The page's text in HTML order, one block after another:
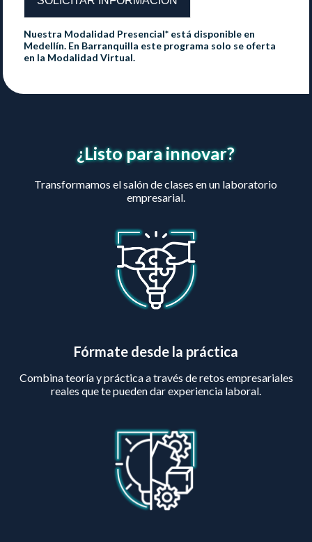
Nuestra Modalidad Presencial* está disponible en
Medellín. En Barranquilla este programa solo se oferta
en la Modalidad Virtual.
¿Listo para innovar?
Transformamos el salón de clases en un laboratorio
empresarial.
Fórmate desde la práctica
Combina teoría y práctica a través de retos empresariales
reales que te pueden dar experiencia laboral.